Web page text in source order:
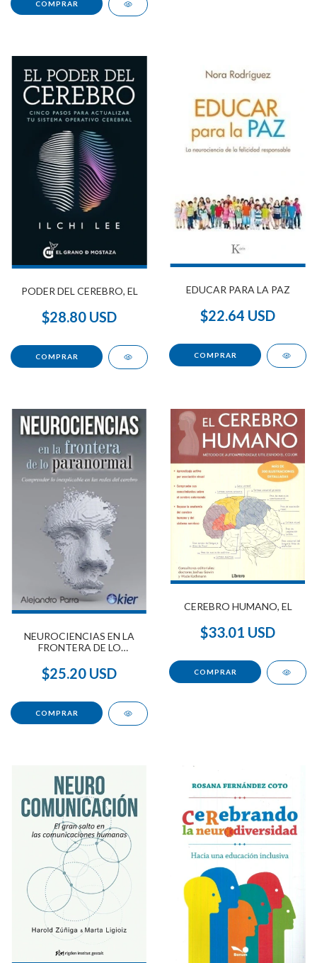
PODER DEL CEREBRO, EL
$28.80 USD
EDUCAR PARA LA PAZ
$22.64 USD
NEUROCIENCIAS EN LA
FRONTERA DE LO
$25.20 USD
CEREBRO HUMANO, EL
$33.01 USD